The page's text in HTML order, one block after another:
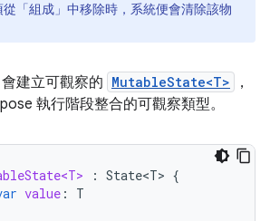
從「組成」中移除時，系統便會清除該物
會建立可觀察的 MutableState<T>
，
執行階段整合的可觀察類型。
: State<T> {
value :
T